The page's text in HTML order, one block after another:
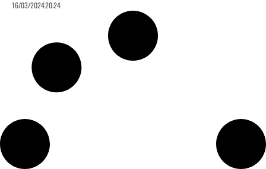
16/03/202420:24